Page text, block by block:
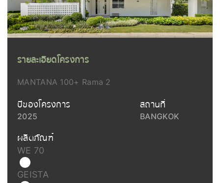
รายละเอียดโครงการ
MANTANA 100+ Rama 2
ปีของโครงการ
2025
สถานที่
BANGKOK
ผลิตภัณฑ์
WE 70
GEISTA